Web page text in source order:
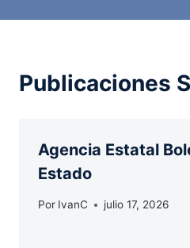
Publicaciones
Agencia Estatal
Estado
Por IvanC julio 17, 2026